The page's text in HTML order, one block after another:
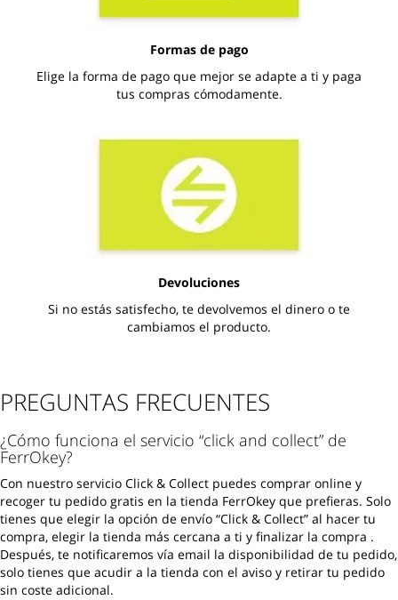
Formas de pago
Elige la forma de pago que mejor se adapte a ti y paga
tus compras cómodamente.
Devoluciones
Si no estás satisfecho, te devolvemos el dinero o te
cambiamos el producto.
PREGUNTAS FRECUENTES
¿Cómo funciona el servicio “click and collect” de
FerrOkey?
Con nuestro servicio Click & Collect puedes comprar online y
recoger tu pedido gratis en la tienda FerrOkey que prefieras. Solo
tienes que elegir la opción de envío “Click & Collect” al hacer tu
compra, elegir la tienda más cercana a ti y finalizar la compra .
Después, te notificaremos vía email la disponibilidad de tu pedido,
solo tienes que acudir a la tienda con el aviso y retirar tu pedido
sin coste adicional.